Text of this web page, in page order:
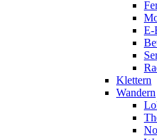
E-
Klettern
Wandern